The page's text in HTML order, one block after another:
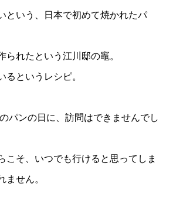
という、日本で初めて焼かれたパ
られたという江川邸の竈。
るというレシピ。
パンの日に、訪問はできませんでし
こそ、いつでも行けると思ってしま
ません。